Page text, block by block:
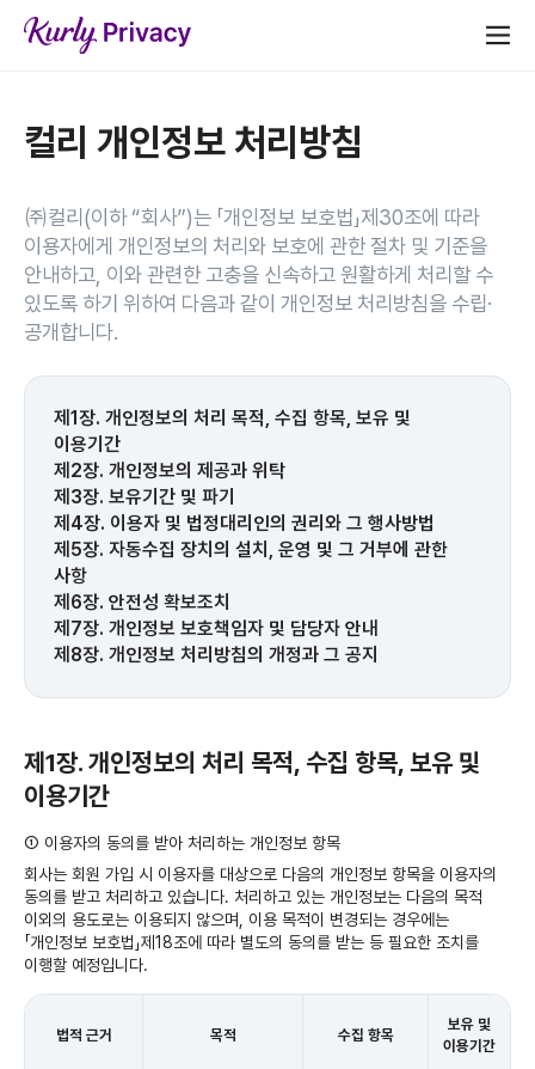
컬리 개인정보 처리방침
㈜컬리(이하 “회사”)는 「개인정보 보호법」제30조에 따라
이용자에게 개인정보의 처리와 보호에 관한 절차 및 기준을
안내하고, 이와 관련한 고충을 신속하고 원활하게 처리할 수
있도록 하기 위하여 다음과 같이 개인정보 처리방침을 수립·
공개합니다.
제1장. 개인정보의 처리 목적, 수집 항목, 보유 및
이용기간
제2장. 개인정보의 제공과 위탁
제3장. 보유기간 및 파기
제4장. 이용자 및 법정대리인의 권리와 그 행사방법
제5장. 자동수집 장치의 설치, 운영 및 그 거부에 관한
사항
제6장. 안전성 확보조치
제7장. 개인정보 보호책임자 및 담당자 안내
제8장. 개인정보 처리방침의 개정과 그 공지
제1장. 개인정보의 처리 목적, 수집 항목, 보유 및
이용기간
① 이용자의 동의를 받아 처리하는 개인정보 항목
회사는 회원 가입 시 이용자를 대상으로 다음의 개인정보 항목을 이용자의
동의를 받고 처리하고 있습니다. 처리하고 있는 개인정보는 다음의 목적
이외의 용도로는 이용되지 않으며, 이용 목적이 변경되는 경우에는
「개인정보 보호법」제18조에 따라 별도의 동의를 받는 등 필요한 조치를
이행할 예정입니다.
법적 근거 목적 수집 항목
보유 및
이용기간